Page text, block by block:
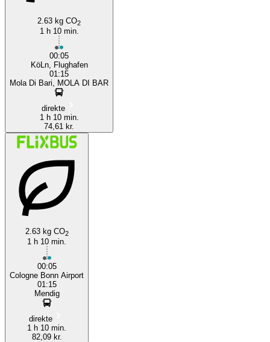
2.63 kg CO2
1 h 10 min.
00:05
KöLn, Flughafen
01:15
Mola Di Bari, MOLA DI BAR
direkte
1 h 10 min.
74,61 kr.
2.63 kg CO2
1 h 10 min.
00:05
Cologne Bonn Airport
01:15
Mendig
direkte
1 h 10 min.
82,09 kr.